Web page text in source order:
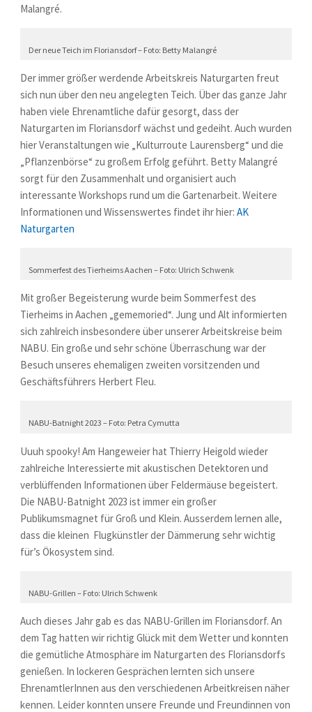
Malangré.
Der neue Teich im Floriansdorf – Foto: Betty Malangré
Der immer größer werdende Arbeitskreis Naturgarten freut
sich nun über den neu angelegten Teich. Über das ganze Jahr
haben viele Ehrenamtliche dafür gesorgt, dass der
Naturgarten im Floriansdorf wächst und gedeiht. Auch wurden
hier Veranstaltungen wie „Kulturroute Laurensberg“ und die
„Pflanzenbörse“ zu großem Erfolg geführt. Betty Malangré
sorgt für den Zusammenhalt und organisiert auch
interessante Workshops rund um die Gartenarbeit. Weitere
Informationen und Wissenswertes findet ihr hier: AK
Naturgarten
Sommerfest des Tierheims Aachen – Foto: Ulrich Schwenk
Mit großer Begeisterung wurde beim Sommerfest des
Tierheims in Aachen „gememoried“. Jung und Alt informierten
sich zahlreich insbesondere über unserer Arbeitskreise beim
NABU. Ein große und sehr schöne Überraschung war der
Besuch unseres ehemaligen zweiten vorsitzenden und
Geschäftsführers Herbert Fleu.
NABU-Batnight 2023 – Foto: Petra Cymutta
Uuuh spooky! Am Hangeweier hat Thierry Heigold wieder
zahlreiche Interessierte mit akustischen Detektoren und
verblüffenden Informationen über Feldermäuse begeistert.
Die NABU-Batnight 2023 ist immer ein großer
Publikumsmagnet für Groß und Klein. Ausserdem lernen alle,
dass die kleinen Flugkünstler der Dämmerung sehr wichtig
für’s Ökosystem sind.
NABU-Grillen – Foto: Ulrich Schwenk
Auch dieses Jahr gab es das NABU-Grillen im Floriansdorf. An
dem Tag hatten wir richtig Glück mit dem Wetter und konnten
die gemütliche Atmosphäre im Naturgarten des Floriansdorfs
genießen. In lockeren Gesprächen lernten sich unsere
EhrenamtlerInnen aus den verschiedenen Arbeitkreisen näher
kennen. Leider konnten unsere Freunde und Freundinnen von